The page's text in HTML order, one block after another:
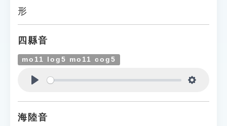
遊戲專區
教學應用
貓頭鷹博士
形
四縣音
mo11 log5 mo11 cog5
海陸音